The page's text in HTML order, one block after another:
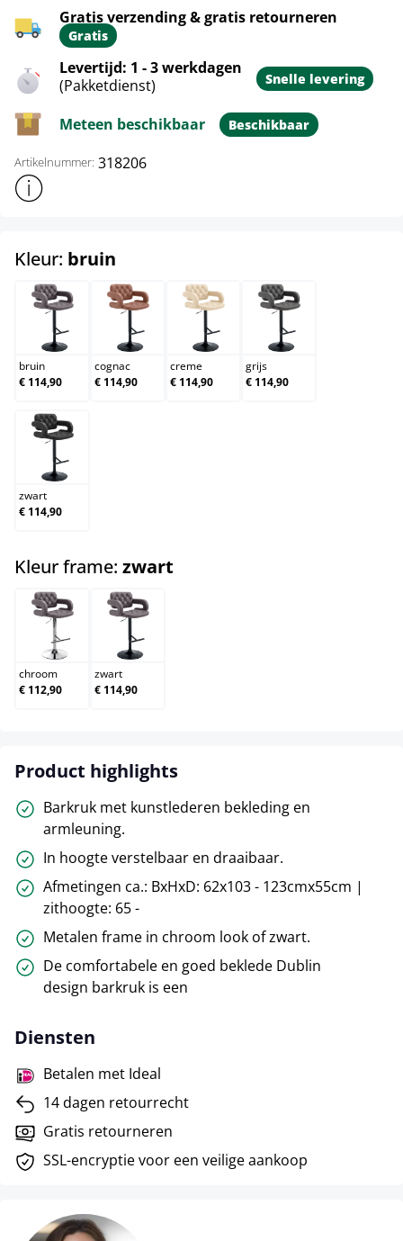
Gratis verzending & gratis retourneren
Gratis
Levertijd: 1 - 3 werkdagen
(Pakketdienst)
Snelle levering
Meteen beschikbaar Beschikbaar
Artikelnummer: 318206
Toon meer productinformatie
Kleur: bruin
bruin
bruin
€ 114,90
cognac
cognac
€ 114,90
creme
creme
€ 114,90
grijs
grijs
€ 114,90
zwart
zwart
€ 114,90
Kleur frame: zwart
chroom
chroom
€ 112,90
zwart
zwart
€ 114,90
Product highlights
Barkruk met kunstlederen bekleding en
armleuning.
In hoogte verstelbaar en draaibaar.
Afmetingen ca.: BxHxD: 62x103 - 123cmx55cm |
zithoogte: 65 -
Metalen frame in chroom look of zwart.
De comfortabele en goed beklede Dublin
design barkruk is een
Diensten
Betalen met Ideal
14 dagen retourrecht
Gratis retourneren
SSL-encryptie voor een veilige aankoop